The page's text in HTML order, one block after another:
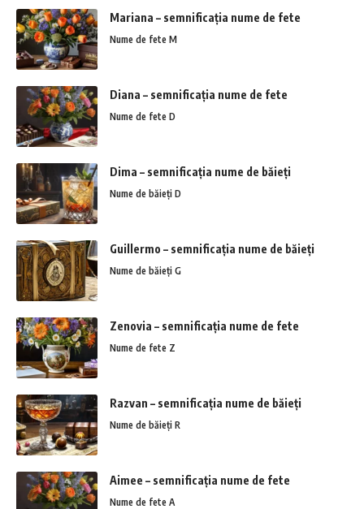
Mariana – semnificația nume de fete
Nume de fete M
Diana – semnificația nume de fete
Nume de fete D
Dima – semnificația nume de băieți
Nume de băieți D
Guillermo – semnificația nume de băieți
Nume de băieți G
Zenovia – semnificația nume de fete
Nume de fete Z
Razvan – semnificația nume de băieți
Nume de băieți R
Aimee – semnificația nume de fete
Nume de fete A